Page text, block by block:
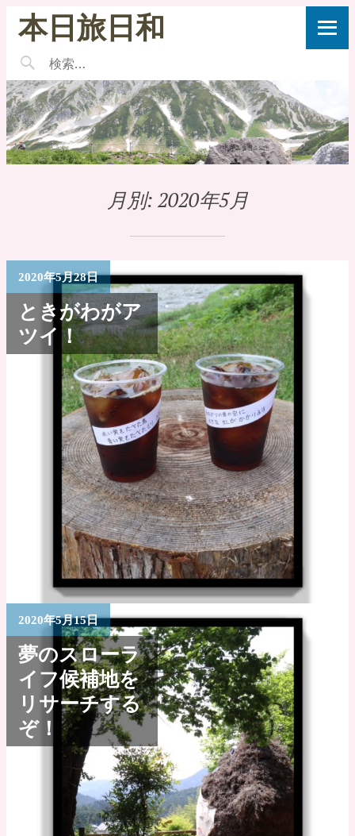
本日旅日和
月別: 2020年5月
2020年5月28日
ときがわがア
ツイ！
2020年5月15日
夢のスローラ
イフ候補地を
リサーチする
ぞ！